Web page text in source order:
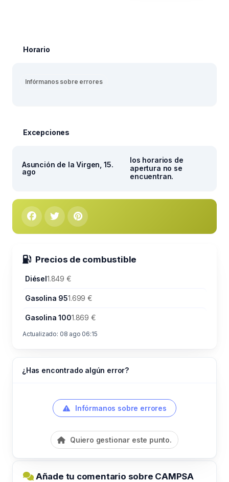
Horario
Infórmanos sobre errores
Excepciones
Asunción de la Virgen, 15.
ago
los horarios de
apertura no se
encuentran.
Precios de combustible
Diésel1.849 €
Gasolina 951.699 €
Gasolina 1001.869 €
Actualizado: 08 ago 06:15
¿Has encontrado algún error?
Infórmanos sobre errores
Quiero gestionar este punto.
Añade tu comentario sobre CAMPSA